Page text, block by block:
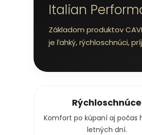
Italian
Základom produktov
je ľahký, rýchloschnúci,
Rýchloschnúce
Komfort po kúpaní aj počas
letných dní.